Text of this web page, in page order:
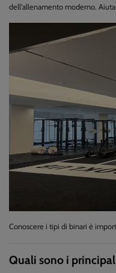
dell'allenamento moderno.
Conoscere i tipi di binari è
Quali sono i